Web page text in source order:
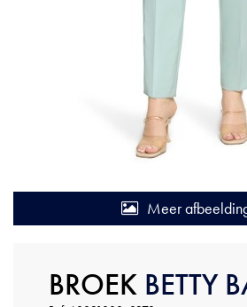
Meer
BROEK BETTY